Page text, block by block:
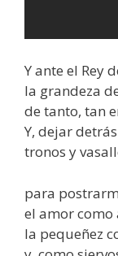
Y ante el Rey
la grandeza
de tanto, tan
Y, dejar
tronos y
para
el amor como
la pequeñez